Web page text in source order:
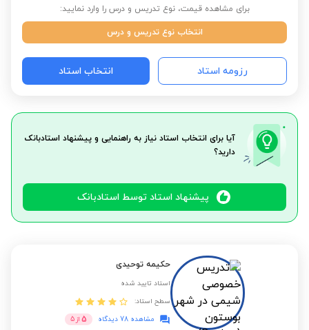
برای مشاهده قیمت، نوع تدریس و درس را وارد نمایید:
انتخاب نوع تدریس و درس
رزومه استاد انتخاب استاد
آیا برای انتخاب استاد نیاز به راهنمایی و پیشنهاد استادبانک
دارید؟
پیشنهاد استاد توسط استادبانک
حکیمه توحیدی
استاد تایید شده
سطح استاد:
مشاهده 78 دیدگاه
5 از 5